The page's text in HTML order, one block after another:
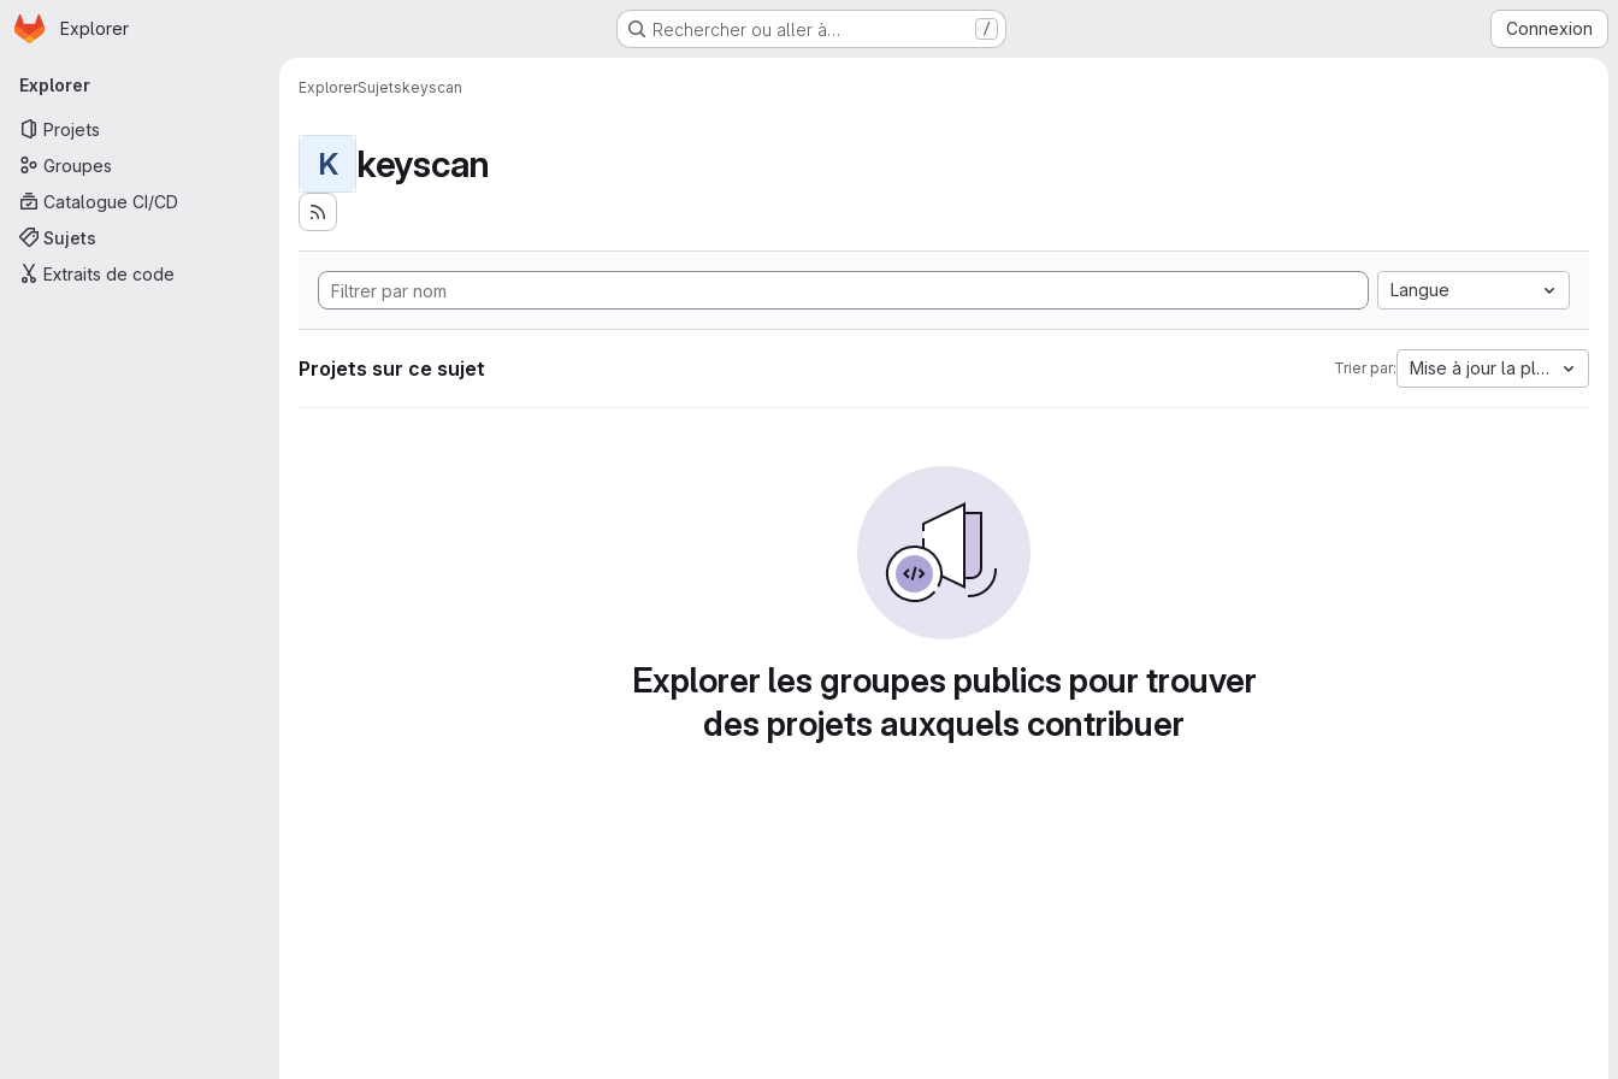
Passer au contenu principal
Page d'accueil
Explorer Rechercher ou aller à… / Connexion
Navigation principale
Explorer
Projets
Groupes
Catalogue CI/CD
Sujets
Extraits de code
ExplorerSujetskeyscan
K keyscan
Langue
Projets sur ce sujet Trier par: Mise à jour la plus
Explorer les groupes publics pour trouver
des projets auxquels contribuer